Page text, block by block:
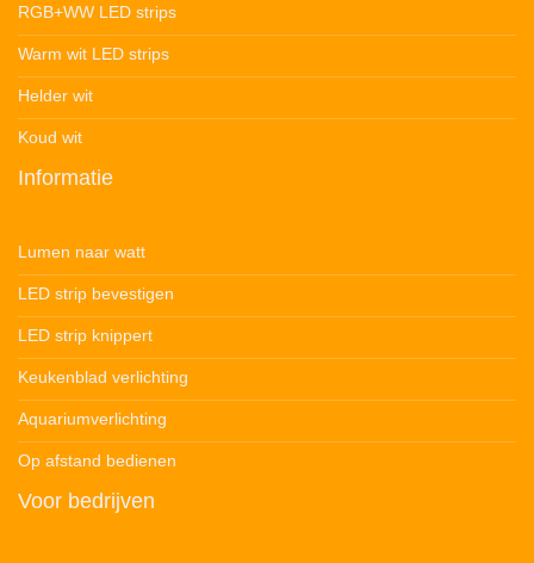
RGB+WW LED strips
Warm wit LED strips
Helder wit
Koud wit
Informatie
Lumen naar watt
LED strip bevestigen
LED strip knippert
Keukenblad verlichting
Aquariumverlichting
Op afstand bedienen
Voor bedrijven